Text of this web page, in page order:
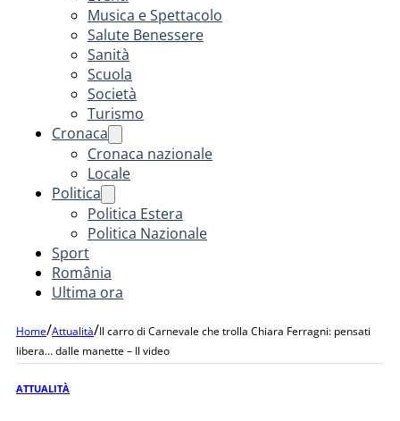
Musica e Spettacolo
Salute Benessere
Sanità
Scuola
Società
Turismo
Cronaca
Cronaca nazionale
Locale
Politica
Politica Estera
Politica Nazionale
Sport
România
Ultima ora
Home/Attualità/Il carro di Carnevale che trolla Chiara Ferragni: pensati
libera… dalle manette – Il video
ATTUALITÀ